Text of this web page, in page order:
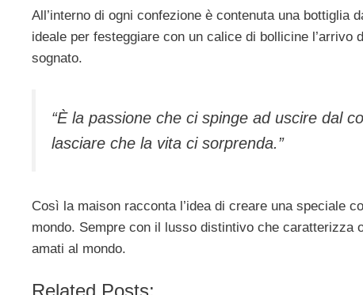
All’interno di ogni confezione è contenuta una bottiglia
ideale per festeggiare con un calice di bollicine
sognato.
“È la passione che ci spinge ad uscire dal
lasciare che la vita ci sorprenda.”
Così la maison racconta l’idea di creare una speciale
mondo. Sempre con il lusso distintivo che caratterizza
amati al mondo.
Related Posts: